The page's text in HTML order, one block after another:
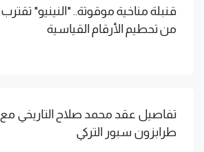
قنبلة مناخية موقوتة.. "النينيو" تقترب
من تحطيم الأرقام القياسية
تفاصيل عقد محمد صلاح التاريخي مع
طرابزون سبور التركي